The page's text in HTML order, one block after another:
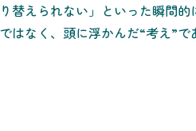
替えられない」といった瞬間
はなく、頭に浮かんだ“考え”